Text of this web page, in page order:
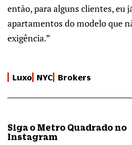
então, para alguns clientes, eu
apartamentos do modelo que
exigência.”
Luxo NYC Brokers
Siga o Metro Quadrado no
Instagram